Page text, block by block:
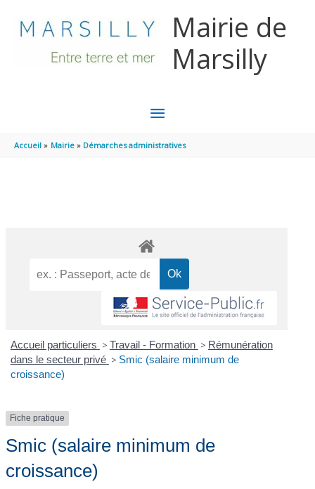
Mairie de
Marsilly
MENU
PRINCIPAL
Accueil Mairie Démarches administratives
Accueil particuliers > Travail - Formation > Rémunération
dans le secteur privé > Smic (salaire minimum de
croissance)
Fiche pratique
Smic (salaire minimum de
croissance)